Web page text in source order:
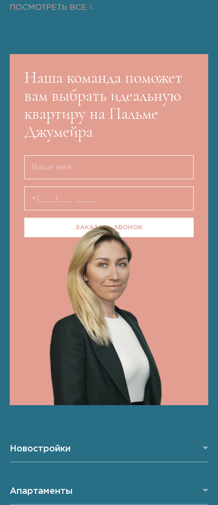
ПОСМОТРЕТЬ ВСЕ
Наша команда поможет
вам выбрать идеальную
квартиру на Пальме
Джумейра
ЗАКАЗАТЬ ЗВОНОК
Новостройки
Апартаменты